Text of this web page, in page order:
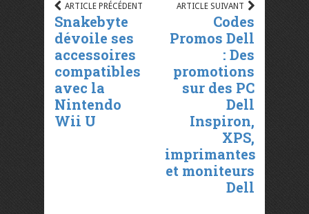
ARTICLE PRÉCÉDENT
Snakebyte
dévoile ses
accessoires
compatibles
avec la
Nintendo
Wii U
ARTICLE SUIVANT
Codes
Promos Dell
: Des
promotions
sur des PC
Dell
Inspiron,
XPS,
imprimantes
et moniteurs
Dell